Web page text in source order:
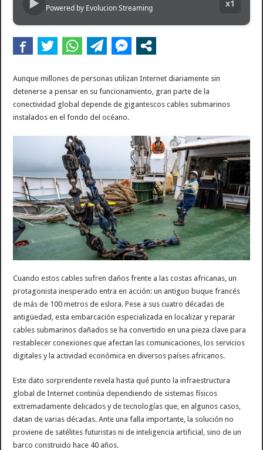
La temporada 2 de «It: Welcome to Derry» explorará uno de los capítulos más
▶ Powered by Evolucion Streaming x1
Aunque millones de personas utilizan Internet diariamente sin
detenerse a pensar en su funcionamiento, gran parte de la
conectividad global depende de gigantescos cables submarinos
instalados en el fondo del océano.
Cuando estos cables sufren daños frente a las costas africanas, un
protagonista inesperado entra en acción: un antiguo buque francés
de más de 100 metros de eslora. Pese a sus cuatro décadas de
antigüedad, esta embarcación especializada en localizar y reparar
cables submarinos dañados se ha convertido en una pieza clave para
restablecer conexiones que afectan las comunicaciones, los servicios
digitales y la actividad económica en diversos países africanos.
Este dato sorprendente revela hasta qué punto la infraestructura
global de Internet continúa dependiendo de sistemas físicos
extremadamente delicados y de tecnologías que, en algunos casos,
datan de varias décadas. Ante una falla importante, la solución no
proviene de satélites futuristas ni de inteligencia artificial, sino de un
barco construido hace 40 años.